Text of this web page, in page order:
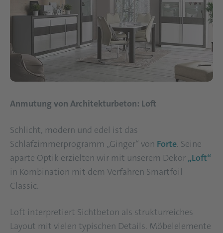
Anmutung von Architekturbeton: Loft
Schlicht, modern und edel ist das
Schlafzimmerprogramm „Ginger“ von Forte. Seine
aparte Optik erzielten wir mit unserem Dekor „Loft“
in Kombination mit dem Verfahren Smartfoil
Classic.
Loft interpretiert Sichtbeton als strukturreiches
Layout mit vielen typischen Details. Möbelelemente